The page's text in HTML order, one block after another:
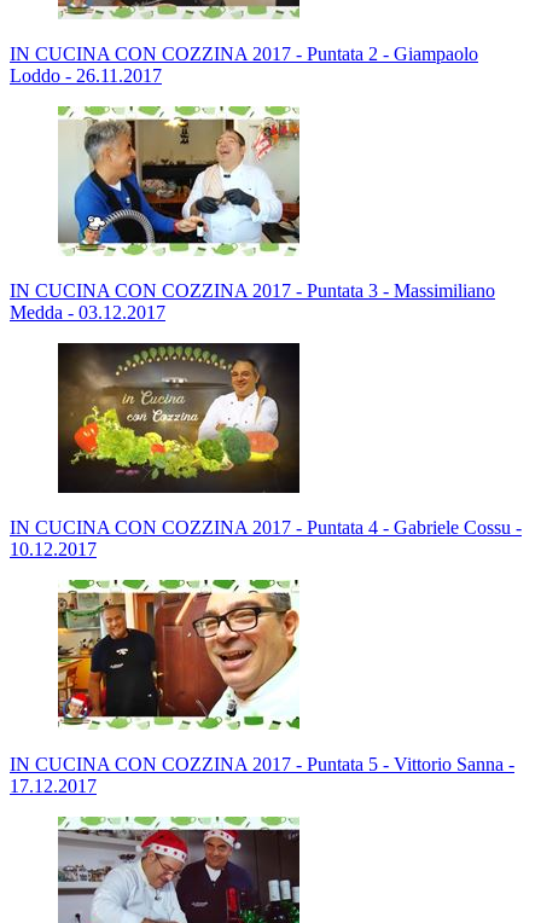
IN CUCINA CON COZZINA 2017 - Puntata 2 - Giampaolo
Loddo - 26.11.2017
IN CUCINA CON COZZINA 2017 - Puntata 3 - Massimiliano
Medda - 03.12.2017
IN CUCINA CON COZZINA 2017 - Puntata 4 - Gabriele Cossu -
10.12.2017
IN CUCINA CON COZZINA 2017 - Puntata 5 - Vittorio Sanna -
17.12.2017